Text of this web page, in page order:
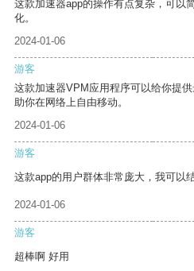
这款加速器app的操作有点复杂，可以
化。
2024-01-06
游客
这款加速器VPM应用程序可以给你提
助你在网络上自由移动。
2024-01-06
游客
这款app的用户群体非常庞大，我可以
2024-01-06
游客
超棒啊 好用